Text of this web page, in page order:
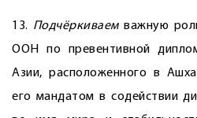
13. Подчёркиваемважную
ООН по превентивной
Азии, расположенного в
его мандатом в содействии